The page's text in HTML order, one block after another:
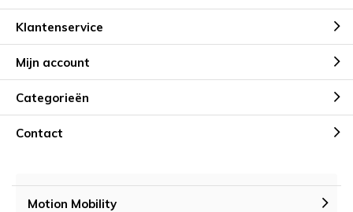
Klantenservice
Mijn account
Categorieën
Contact
Motion Mobility